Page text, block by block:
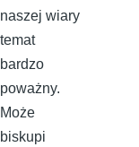
naszej wiary
temat
bardzo
poważny.
Może
biskupi